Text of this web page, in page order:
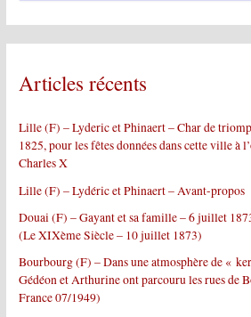
h
e
c
r
:
Articles récents
Lille (F) – Lyderic et Phinaert – Char de
1825, pour les fêtes données dans cette ville à
Charles X
Lille (F) – Lydéric et Phinaert – Avant-propos
Douai (F) – Gayant et sa famille – 6 juillet
(Le XIXème Siècle – 10 juillet 1873)
Bourbourg (F) – Dans une atmosphère de «
Gédéon et Arthurine ont parcouru les rues de
France 07/1949)